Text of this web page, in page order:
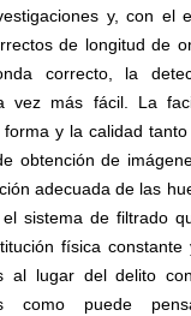
y, con el
de longitud de
correcto, la
vez más fácil. La
y la calidad
obtención de
adecuada de las
sistema de filtrado
física
al lugar del delito
como puede